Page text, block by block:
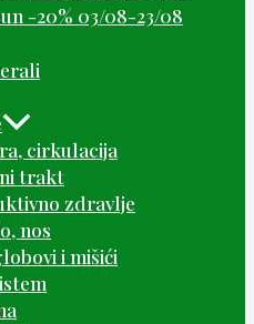
-20% 03/08-23/08
cirkulacija
trakt
zdravlje
nos
i mišići